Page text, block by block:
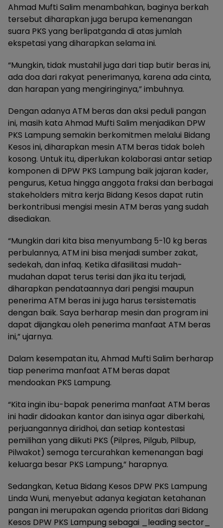
Ahmad Mufti Salim menambahkan, baginya berkah
tersebut diharapkan juga berupa kemenangan
suara PKS yang berlipatganda di atas jumlah
ekspetasi yang diharapkan selama ini.
“Mungkin, tidak mustahil juga dari tiap butir beras ini,
ada doa dari rakyat penerimanya, karena ada cinta,
dan harapan yang mengiringinya,” imbuhnya.
Dengan adanya ATM beras dan aksi peduli pangan
ini, masih kata Ahmad Mufti Salim menjadikan DPW
PKS Lampung semakin berkomitmen melalui Bidang
Kesos ini, diharapkan mesin ATM beras tidak boleh
kosong. Untuk itu, diperlukan kolaborasi antar setiap
komponen di DPW PKS Lampung baik jajaran kader,
pengurus, Ketua hingga anggota fraksi dan berbagai
stakeholders mitra kerja Bidang Kesos dapat rutin
berkontribusi mengisi mesin ATM beras yang sudah
disediakan.
“Mungkin dari kita bisa menyumbang 5-10 kg beras
perbulannya, ATM ini bisa menjadi sumber zakat,
sedekah, dan infaq. Ketika difasilitasi mudah-
mudahan dapat terus terisi dan jika itu terjadi,
diharapkan pendataannya dari pengisi maupun
penerima ATM beras ini juga harus tersistematis
dengan baik. Saya berharap mesin dan program ini
dapat dijangkau oleh penerima manfaat ATM beras
ini,” ujarnya.
Dalam kesempatan itu, Ahmad Mufti Salim berharap
tiap penerima manfaat ATM beras dapat
mendoakan PKS Lampung.
“Kita ingin ibu-bapak penerima manfaat ATM beras
ini hadir didoakan kantor dan isinya agar diberkahi,
perjuangannya diridhoi, dan setiap kontestasi
pemilihan yang diikuti PKS (Pilpres, Pilgub, Pilbup,
Pilwakot) semoga tercurahkan kemenangan bagi
keluarga besar PKS Lampung,” harapnya.
Sedangkan, Ketua Bidang Kesos DPW PKS Lampung
Linda Wuni, menyebut adanya kegiatan ketahanan
pangan ini merupakan agenda prioritas dari Bidang
Kesos DPW PKS Lampung sebagai _leading sector_